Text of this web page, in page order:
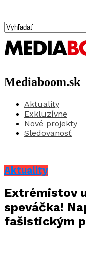
Mediaboom.sk
Aktuality
Exkluzívne
Nové projekty
Sledovanosť
Aktuality
Extrémistov
speváčka!
fašistickým